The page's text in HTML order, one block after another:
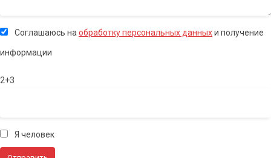
Соглашаюсь на обработку персональных данныхи получение
информации
2+3
Я человек